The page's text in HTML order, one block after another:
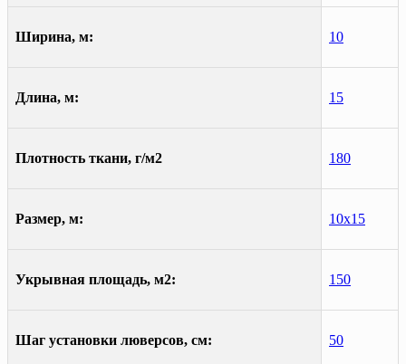
Ширина, м: 10
Длина, м: 15
Плотность ткани, г/м2 180
Размер, м: 10х15
Укрывная площадь, м2: 150
Шаг установки люверсов, см: 50